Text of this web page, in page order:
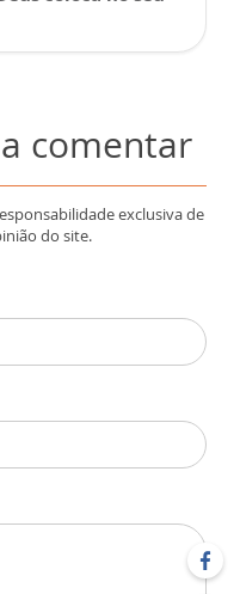
comentar
exclusiva de
do site.